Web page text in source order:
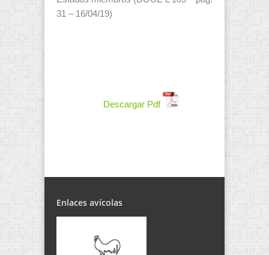
31 – 16/04/19)
Descargar Pdf
Enlaces avícolas